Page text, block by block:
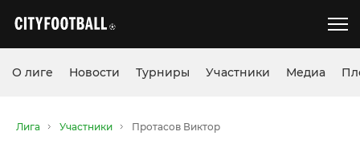
О лиге Новости Турниры Участники Медиа
Лига Участники Протасов Виктор